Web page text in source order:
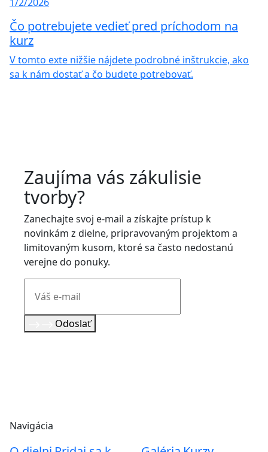
1/2/2026
Čo potrebujete vedieť pred príchodom na
kurz
V tomto exte nižšie nájdete podrobné inštrukcie, ako
sa k nám dostať a čo budete potrebovať.
Zaujíma vás zákulisie
tvorby?
Zanechajte svoj e-mail a získajte prístup k
novinkám z dielne, pripravovaným projektom a
limitovaným kusom, ktoré sa často nedostanú
verejne do ponuky.
Odoslať
Navigácia